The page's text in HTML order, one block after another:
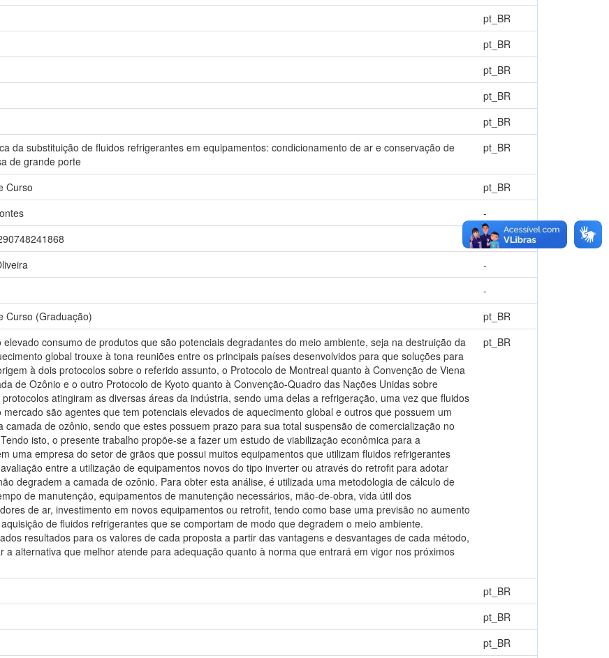
pt_BR
pt_BR
pt_BR
pt_BR
pt_BR
da substituição de fluidos refrigerantes em equipamentos: condicionamento de ar e conservação de
de grande porte
pt_BR
Curso
pt_BR
-
pt_BR
-
-
Curso (Graduação)
pt_BR
consumo de produtos que são potenciais degradantes do meio ambiente, seja na destruição da
global trouxe à tona reuniões entre os principais países desenvolvidos para que soluções para
à dois protocolos sobre o referido assunto, o Protocolo de Montreal quanto à Convenção de Viena
de Ozônio e o outro Protocolo de Kyoto quanto à Convenção-Quadro das Nações Unidas sobre
atingiram as diversas áreas da indústria, sendo uma delas a refrigeração, uma vez que fluidos
são agentes que tem potenciais elevados de aquecimento global e outros que possuem um
camada de ozônio, sendo que estes possuem prazo para sua total suspensão de comercialização no
isto, o presente trabalho propõe-se a fazer um estudo de viabilização econômica para a
uma empresa do setor de grãos que possui muitos equipamentos que utilizam fluidos refrigerantes
entre a utilização de equipamentos novos do tipo inverter ou através do retrofit para adotar
degradem a camada de ozônio. Para obter esta análise, é utilizada uma metodologia de cálculo de
de manutenção, equipamentos de manutenção necessários, mão-de-obra, vida útil dos
de ar, investimento em novos equipamentos ou retrofit, tendo como base uma previsão no aumento
de fluidos refrigerantes que se comportam de modo que degradem o meio ambiente.
resultados para os valores de cada proposta a partir das vantagens e desvantages de cada método,
a alternativa que melhor atende para adequação quanto à norma que entrará em vigor nos próximos
pt_BR
pt_BR
pt_BR
pt_BR